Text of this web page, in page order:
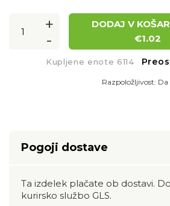
+
-
DODAJ V
€1.02
Kupljene enote 6114
Razpoložljivost: Da
Pogoji dostave
Ta izdelek plačate ob dostavi.
kurirsko službo GLS.